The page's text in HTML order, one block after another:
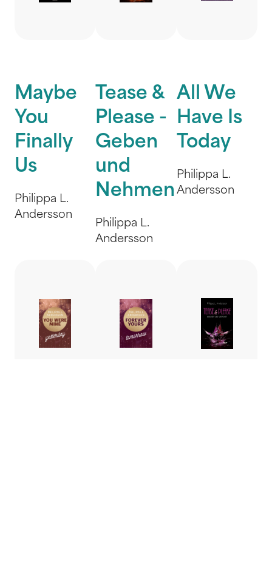
Maybe
You
Finally
Us
Philippa L.
Andersson
Tease &
Please -
Geben
und
Nehmen
Philippa L.
Andersson
All We
Have Is
Today
Philippa L.
Andersson